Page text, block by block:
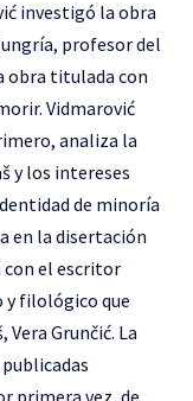
investigó la obra
profesor del
obra titulada con
Vidmarović
analiza la
y los intereses
de minoría
en la disertación
con el escritor
y filológico que
Vera Grunčić. La
primera vez, de